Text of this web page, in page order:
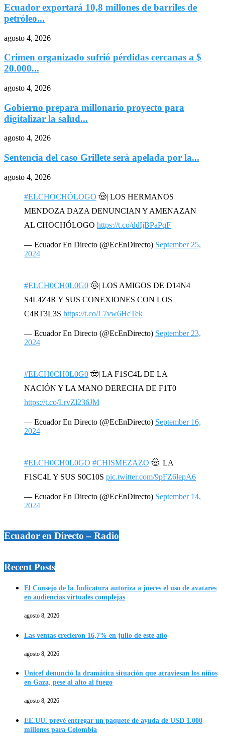
Ecuador exportará 10,8 millones de barriles de
petróleo...
agosto 4, 2026
Crimen organizado sufrió pérdidas cercanas a $
20.000...
agosto 4, 2026
Gobierno prepara millonario proyecto para
digitalizar la salud...
agosto 4, 2026
Sentencia del caso Grillete será apelada por la...
agosto 4, 2026
#ELCHOCHÓLOGO 🤠| LOS HERMANOS
MENDOZA DAZA DENUNCIAN Y AMENAZAN
AL CHOCHÓLOGO https://t.co/ddIjBPaPqF
— Ecuador En Directo (@EcEnDirecto) September 25,
2024
#ELCH0CH0L0G0 🤠| LOS AMIGOS DE D14N4
S4L4Z4R Y SUS CONEXIONES CON LOS
C4RT3L3S https://t.co/L7vw6HcTek
— Ecuador En Directo (@EcEnDirecto) September 23,
2024
#ELCH0CH0L0G0 🤠| LA F1SC4L DE LA
NACIÓN Y LA MANO DERECHA DE F1T0
https://t.co/LrvZl236JM
— Ecuador En Directo (@EcEnDirecto) September 16,
2024
#ELCH0CH0L0GO #CHISMEZAZO 🤠| LA
F1SC4L Y SUS S0C10S pic.twitter.com/9pFZ6lepA6
— Ecuador En Directo (@EcEnDirecto) September 14,
2024
Ecuador en Directo – Radio
Recent Posts
El Consejo de la Judicatura autoriza a jueces el uso de avatares
en audiencias virtuales complejas
agosto 8, 2026
Las ventas crecieron 16,7% en julio de este año
agosto 8, 2026
Unicef denunció la dramática situación que atraviesan los niños
en Gaza, pese al alto al fuego
agosto 8, 2026
EE.UU. prevé entregar un paquete de ayuda de USD 1.000
millones para Colombia